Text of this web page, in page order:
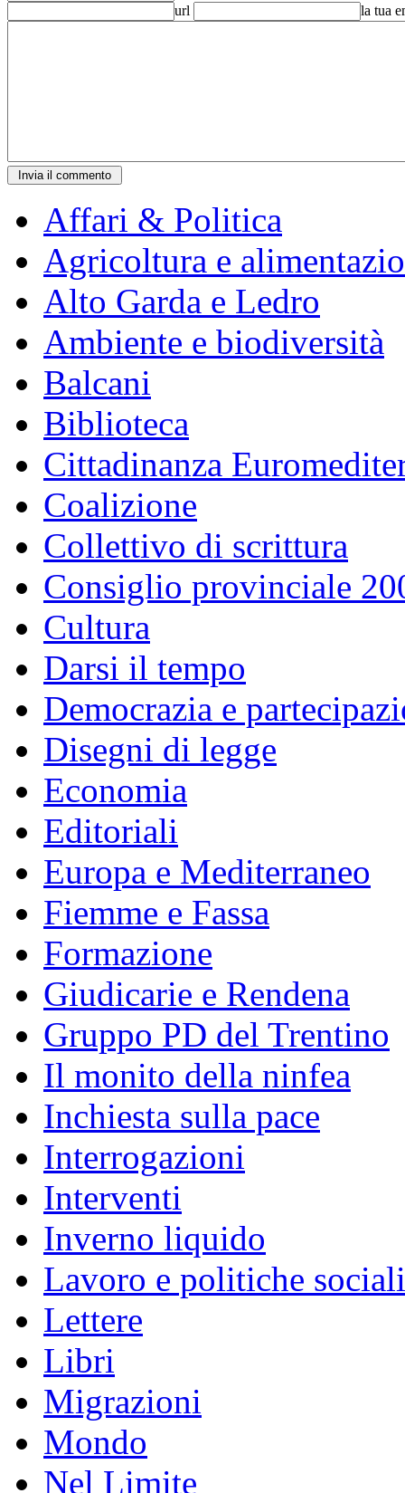
url
la tua
Affari & Politica
Agricoltura e
Alto Garda e Ledro
Ambiente e biodiversità
Balcani
Biblioteca
Cittadinanza
Coalizione
Collettivo di scrittura
Consiglio provinciale
Cultura
Darsi il tempo
Democrazia e
Disegni di legge
Economia
Editoriali
Europa e Mediterraneo
Fiemme e Fassa
Formazione
Giudicarie e Rendena
Gruppo PD del Trentino
Il monito della ninfea
Inchiesta sulla pace
Interrogazioni
Interventi
Inverno liquido
Lavoro e politiche sociali
Lettere
Libri
Migrazioni
Mondo
Nel Limite